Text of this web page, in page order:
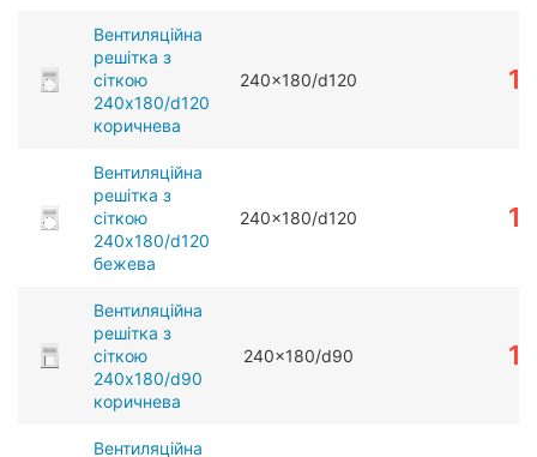
Вентиляційна
решітка з
сіткою
240x180/d120
коричнева
240x180/d120
Вентиляційна
решітка з
сіткою
240x180/d120
бежева
240x180/d120
Вентиляційна
решітка з
сіткою
240x180/d90
коричнева
240x180/d90
Вентиляційна